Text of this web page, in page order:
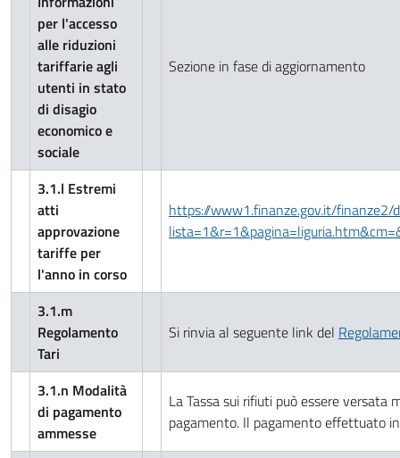
per l'accesso
alle riduzioni
tariffarie agli
utenti in stato
di disagio
economico e
sociale
Sezione in fase di aggiornamento
3.1.l Estremi
atti
approvazione
tariffe per
l'anno in corso
https://www1.finanze.gov.it/
3.1.m
Regolamento
Tari
Si rinvia al seguente link del
3.1.n Modalità
di pagamento
ammesse
La Tassa sui rifiuti può essere
pagamento. Il pagamento effettuato